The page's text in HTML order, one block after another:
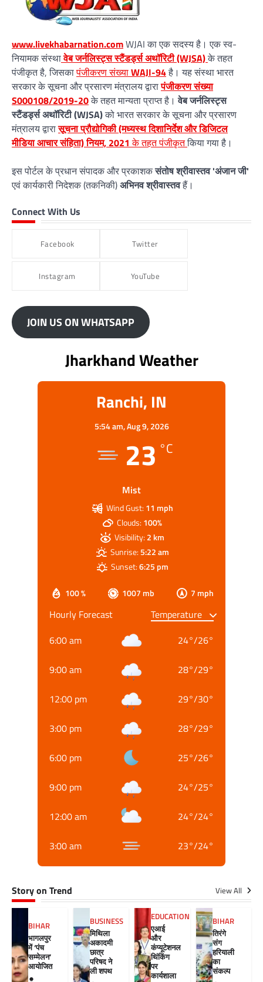
www.livekhabarnation.comWJAI का एक सदस्य है। एक स्व-
नियामक संस्थावेब जर्नलिस्ट्स स्टैंडर्ड्स अथॉरिटी (WJSA)के तहत
पंजीकृत है, जिसकापंजीकरण संख्याWAJI-94है। यह संस्था भारत
सरकार के सूचना और प्रसारण मंत्रालय द्वारापंजीकरण संख्या
S000108/2019-20के तहत मान्यता प्राप्त है।वेब जर्नलिस्ट्स
स्टैंडर्ड्स अथॉरिटी (WJSA)को भारत सरकार के सूचना और प्रसारण
मंत्रालय द्वारासूचना प्रौद्योगिकी (मध्यस्थ दिशानिर्देश और डिजिटल
मीडिया आचार संहिता) नियम, 2021 के तहत पंजीकृतकिया गया है।
इस पोर्टल के प्रधान संपादक और प्रकाशकसंतोष श्रीवास्तव 'अंजान जी'
एवं कार्यकारी निदेशक (तकनिकी)अभिनव श्रीवास्तवहैं।
Connect With Us
Facebook Twitter
Instagram YouTube
JOIN US ON WHATSAPP
Jharkhand Weather
Ranchi, IN
5:54 am,Aug 9, 2026
23 °C
Mist
100 % 1007 mb 7 mph
Wind Gust: 11 mph
Clouds:100%
Visibility:2 km
Sunrise:5:22 am
Sunset:6:25 pm
Hourly Forecast
6:00 am
24°/26°
9:00 am 28°/29°
12:00 pm 29°/30°
3:00 pm 28°/29°
6:00 pm 25°/26°
9:00 pm 24°/25°
12:00 am 24°/24°
3:00 am 23°/24°
Story on Trend View All
BIHAR
भागलपुर
में ‘पंच
सम्मेलन’
आयोजित
BUSINESS
मिथिला
अकादमी
छात्र
परिषद ने
ली शपथ
EDUCATION
एआई
और
कंप्यूटेशनल
थिंकिंग
पर
कार्यशाला
BIHAR
तिरंगे
संग
हरियाली
का
संकल्प